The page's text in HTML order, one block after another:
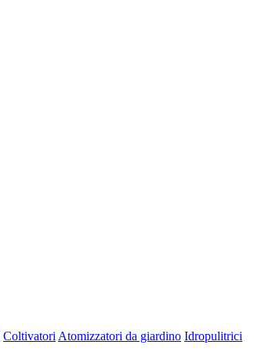
Coltivatori Atomizzatori da giardino Idropulitrici